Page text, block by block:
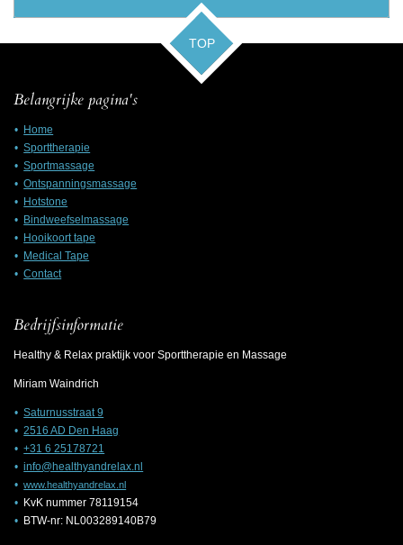
TOP
Belangrijke pagina's
Home
Sporttherapie
Sportmassage
Ontspanningsmassage
Hotstone
Bindweefselmassage
Hooikoort tape
Medical Tape
Contact
Bedrijfsinformatie
Healthy & Relax praktijk voor Sporttherapie en Massage
Miriam Waindrich
Saturnusstraat 9
2516 AD Den Haag
+31 6 25178721
info@healthyandrelax.nl
www.healthyandrelax.nl
KvK nummer 78119154
BTW-nr: NL003289140B79